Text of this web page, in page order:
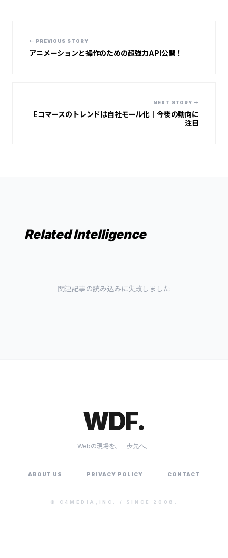
← PREVIOUS STORY
アニメーションと操作のための超強力API公開！
NEXT STORY →
Eコマースのトレンドは自社モール化｜今後の動向に
注目
Related Intelligence
関連記事の読み込みに失敗しました
WDF.
Webの現場を、一歩先へ。
ABOUT US PRIVACY POLICY CONTACT
© C4MEDIA,INC. / SINCE 2008.